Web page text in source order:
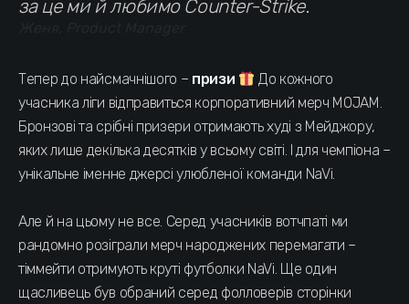
за це ми й любимо Counter-Strike.
Тепер до найсмачнішого – призи
До кожного
учасника ліги відправиться корпоративний мерч MOJAM.
Бронзові та срібні призери отримають худі з Мейджору,
яких лише декілька десятків у всьому світі. І для чемпіона –
унікальне іменне джерсі улюбленої команди NaVi.
Але й на цьому не все. Серед учасників вотчпаті ми
рандомно розіграли мерч народжених перемагати –
тіммейти отримують круті футболки NaVi. Ще один
щасливець був обраний серед фолловерів сторінки